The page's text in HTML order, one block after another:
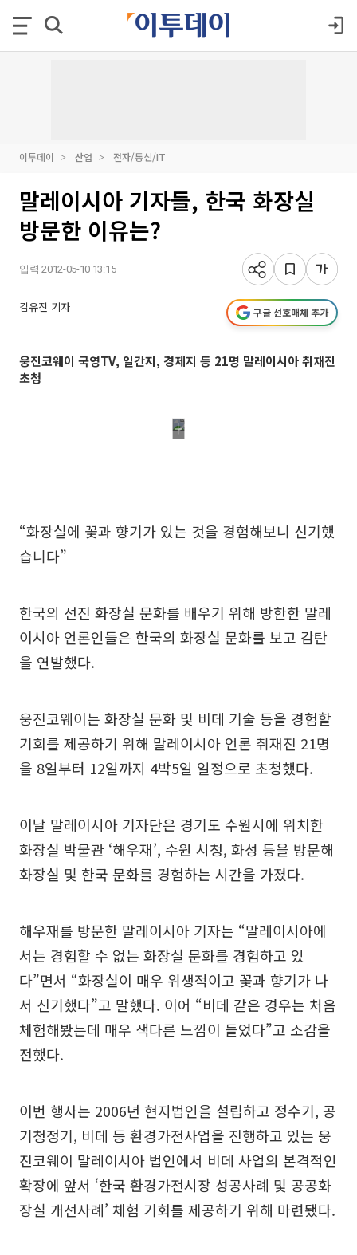
이투데이 산업 전자/통신/IT
말레이시아 기자들, 한국 화장실
방문한 이유는?
입력 2012-05-10 13:15
김유진 기자 구글 선호매체 추가
웅진코웨이 국영TV, 일간지, 경제지 등 21명 말레이시아 취재진
초청
“화장실에 꽃과 향기가 있는 것을 경험해보니 신기했
습니다”
한국의 선진 화장실 문화를 배우기 위해 방한한 말레
이시아 언론인들은 한국의 화장실 문화를 보고 감탄
을 연발했다.
웅진코웨이는 화장실 문화 및 비데 기술 등을 경험할
기회를 제공하기 위해 말레이시아 언론 취재진 21명
을 8일부터 12일까지 4박5일 일정으로 초청했다.
이날 말레이시아 기자단은 경기도 수원시에 위치한
화장실 박물관 ‘해우재’, 수원 시청, 화성 등을 방문해
화장실 및 한국 문화를 경험하는 시간을 가졌다.
해우재를 방문한 말레이시아 기자는 “말레이시아에
서는 경험할 수 없는 화장실 문화를 경험하고 있
다”면서 “화장실이 매우 위생적이고 꽃과 향기가 나
서 신기했다”고 말했다. 이어 “비데 같은 경우는 처음
체험해봤는데 매우 색다른 느낌이 들었다”고 소감을
전했다.
이번 행사는 2006년 현지법인을 설립하고 정수기, 공
기청정기, 비데 등 환경가전사업을 진행하고 있는 웅
진코웨이 말레이시아 법인에서 비데 사업의 본격적인
확장에 앞서 ‘한국 환경가전시장 성공사례 및 공공화
장실 개선사례’ 체험 기회를 제공하기 위해 마련됐다.